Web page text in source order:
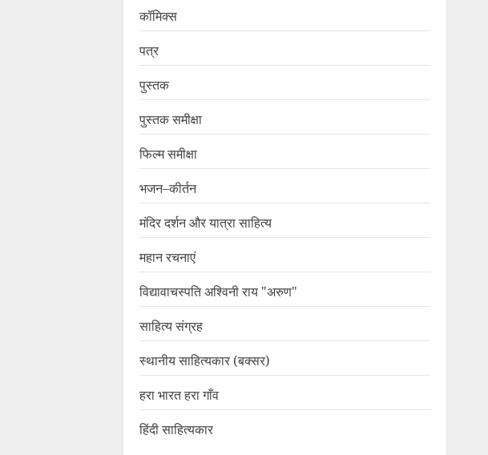
कॉमिक्स
पत्र
पुस्तक
पुस्तक समीक्षा
फिल्म समीक्षा
भजन–कीर्तन
मंदिर दर्शन और यात्रा साहित्य
महान रचनाएं
विद्यावाचस्पति अश्विनी राय "अरुण"
साहित्य संग्रह
स्थानीय साहित्यकार (बक्सर)
हरा भारत हरा गाँव
हिंदी साहित्यकार